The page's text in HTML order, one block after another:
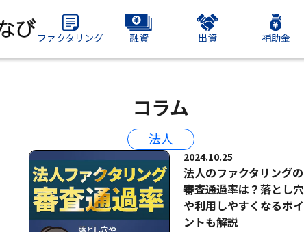
ファクタリング 融資 出資 補助金
コラム
法人
2024.10.25
法人のファクタリングの
審査通過率は？落とし穴
や利用しやすくなるポイ
ントも解説